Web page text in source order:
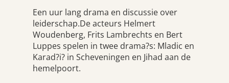
Een uur lang drama en discussie over
leiderschap.De acteurs Helmert
Woudenberg, Frits Lambrechts en Bert
Luppes spelen in twee drama?s: Mladic en
Karad?i? in Scheveningen en Jihad aan de
hemelpoort.